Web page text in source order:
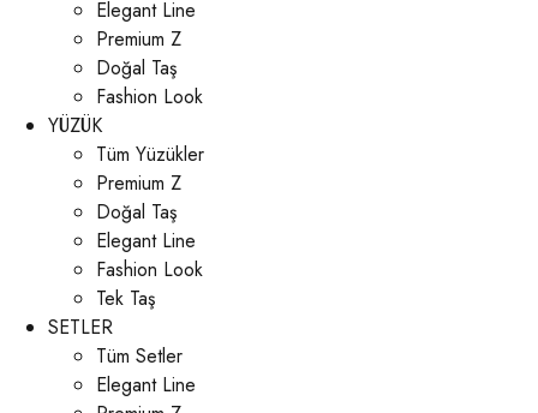
Elegant Line
Premium Z
Doğal Taş
Fashion Look
YÜZÜK
Tüm Yüzükler
Premium Z
Doğal Taş
Elegant Line
Fashion Look
Tek Taş
SETLER
Tüm Setler
Elegant Line